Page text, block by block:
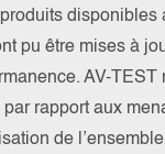
pu être mises à
AV-TEST
rapport aux
de